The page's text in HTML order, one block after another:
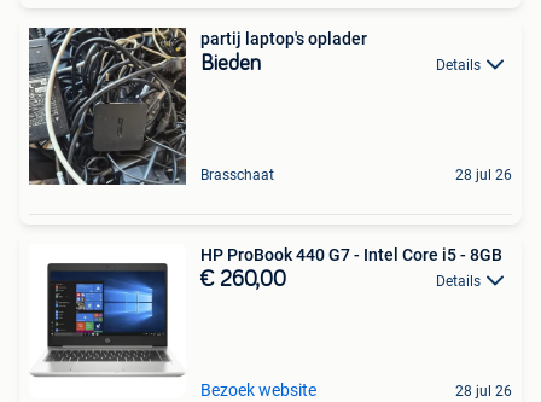
partij laptop's oplader
Bieden Details
Brasschaat 28 jul 26
HP ProBook 440 G7 - Intel Core i5 - 8GB
€ 260,00 Details
Bezoek website 28 jul 26